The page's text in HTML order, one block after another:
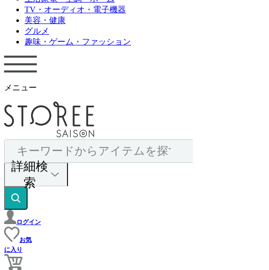
TV・オーディオ・電子機器
美容・健康
グルメ
趣味・ゲーム・ファッション
メニュー
詳細検
索
ログイン
お気
に入り